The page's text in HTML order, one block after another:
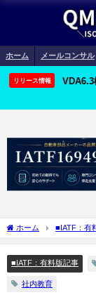
ホーム メールコンサル
リリース情報
VDA6.3
ホーム ■IATF：有
■IATF：有料版記事
社内教育